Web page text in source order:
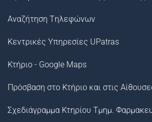
Αναζήτηση Tηλεφώνων
Κεντρικές Υπηρεσίες UPatras
Κτήριο - Google Maps
Πρόσβαση στο Κτήριο και στις
Σχεδιάγραμμα Κτηρίου Τμημ.